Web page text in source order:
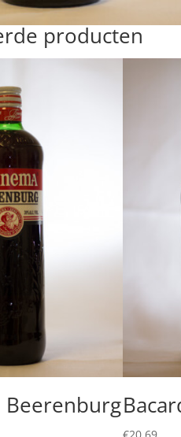
producten
Beerenburg